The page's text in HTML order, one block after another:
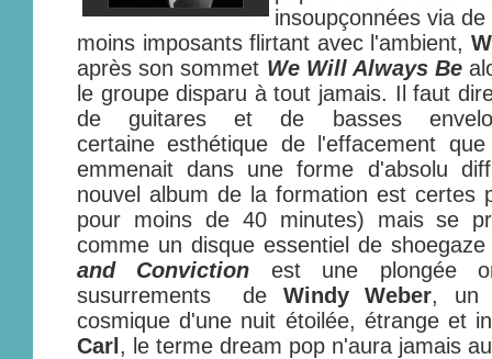
insoupçonnées via
moins imposants flirtant avec l'ambient,
après son sommet We Will Always Be
le groupe disparu à tout jamais. Il faut
de guitares et de basses
certaine esthétique de l'effacement
emmenait dans une forme d'absolu
nouvel album de la formation est certes
pour moins de 40 minutes) mais se
comme un disque essentiel de
and Conviction est une plongée
susurrements de Windy Weber, un
cosmique d'une nuit étoilée, étrange et
Carl , le terme dream pop n'aura jamais